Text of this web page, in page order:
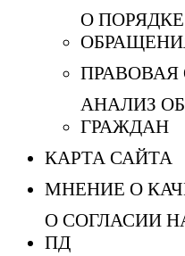
О
ПРАВОВАЯ
АНАЛИЗ
ГРАЖДАН
КАРТА САЙТА
МНЕНИЕ О
О СОГЛАСИИ
ПД